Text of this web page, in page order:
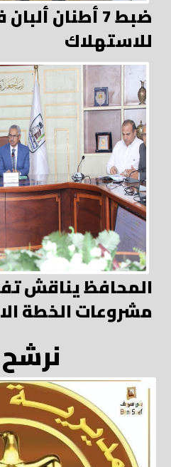
ضبط 7 أطنان
للاستهلاك
المحافظ يناقش
مشروعات الخطة